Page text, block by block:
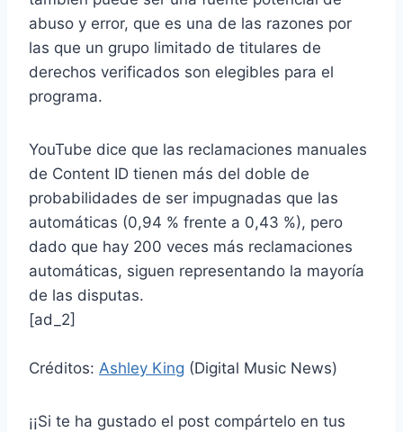
abuso y error, que es una de las razones por
las que un grupo limitado de titulares de
derechos verificados son elegibles para el
programa.
YouTube dice que las reclamaciones manuales
de Content ID tienen más del doble de
probabilidades de ser impugnadas que las
automáticas (0,94 % frente a 0,43 %), pero
dado que hay 200 veces más reclamaciones
automáticas, siguen representando la mayoría
de las disputas.
[ad_2]
Créditos: Ashley King (Digital Music News)
¡¡Si te ha gustado el post compártelo en tus